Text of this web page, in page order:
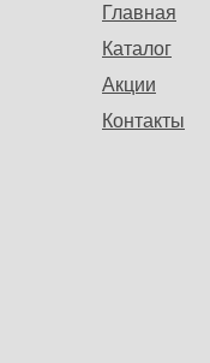
Главная
Каталог
Акции
Контакты